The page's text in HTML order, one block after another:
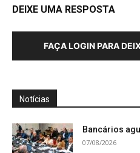
DEIXE UMA RESPOSTA
FAÇA LOGIN PARA
Notícias
Bancários
07/08/2026